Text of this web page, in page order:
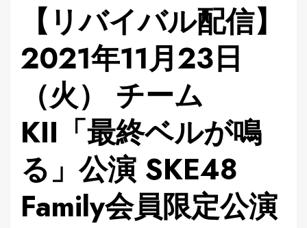
【リバイバル配信】
2021年11月23日
（火） チーム
KII「最終ベルが鳴
る」公演 SKE48
Family会員限定公演